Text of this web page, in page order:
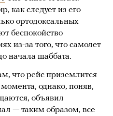
как следует из его
ортодоксальных
беспокойство
из-за того, что самолет
начала шаббата.
что рейс приземлится
момента, однако, поняв,
объявил
— таким образом, все